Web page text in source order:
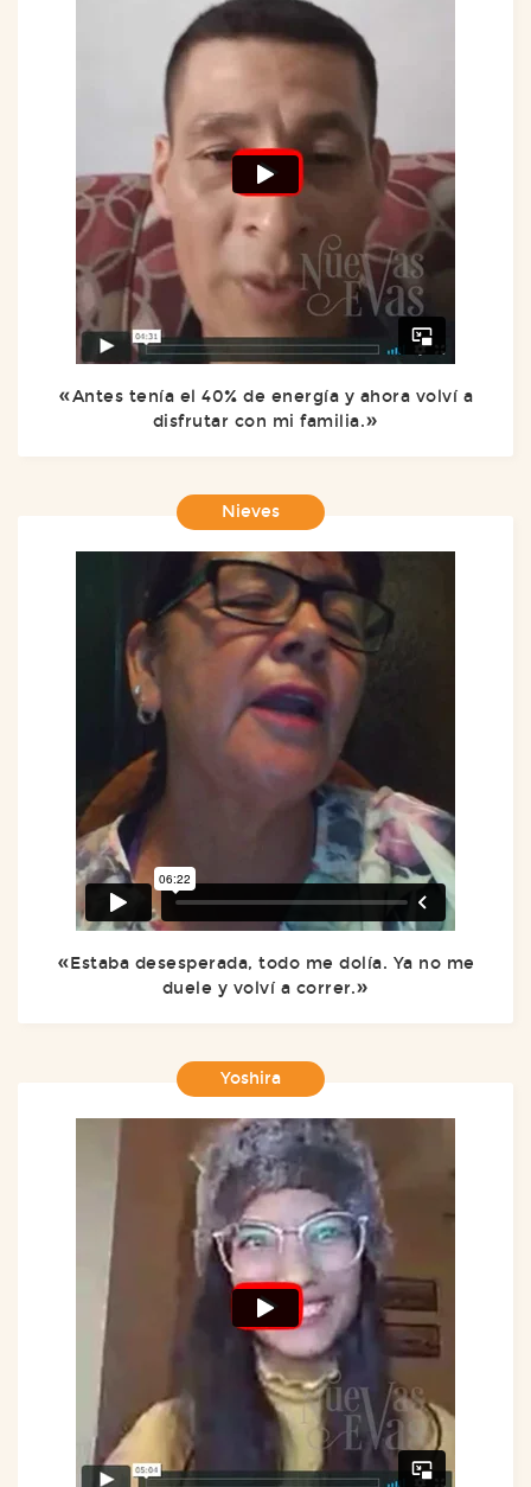
Antes tenía el 40% de energía y ahora volví a
disfrutar con mi familia.
Nieves
Estaba desesperada, todo me dolía. Ya no me
duele y volví a correr.
Yoshira